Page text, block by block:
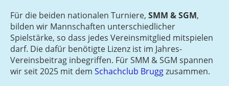
Für die beiden nationalen Turniere, SMM & SGM,
bilden wir Mannschaften unterschiedlicher
Spielstärke, so dass jedes Vereinsmitglied mitspielen
darf. Die dafür benötigte Lizenz ist im Jahres-
Vereinsbeitrag inbegriffen. Für SMM & SGM spannen
wir seit 2025 mit dem Schachclub Bruggzusammen.